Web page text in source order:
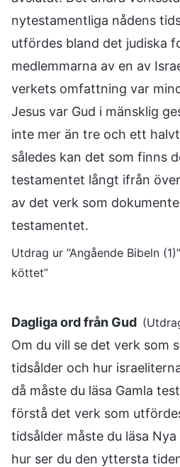
nytestamentliga nådens
utfördes bland det judiska
medlemmarna av en av
verkets omfattning var
Jesus var Gud i mänsklig
inte mer än tre och ett
således kan det som finns
testamentet långt ifrån
av det verk som
testamentet.
Utdrag ur ”Angående Bibeln
köttet”
Dagliga ord från Gud
Om du vill se det verk som
tidsålder och hur
då måste du läsa Gamla
förstå det verk som
tidsålder måste du läsa
hur ser du den yttersta